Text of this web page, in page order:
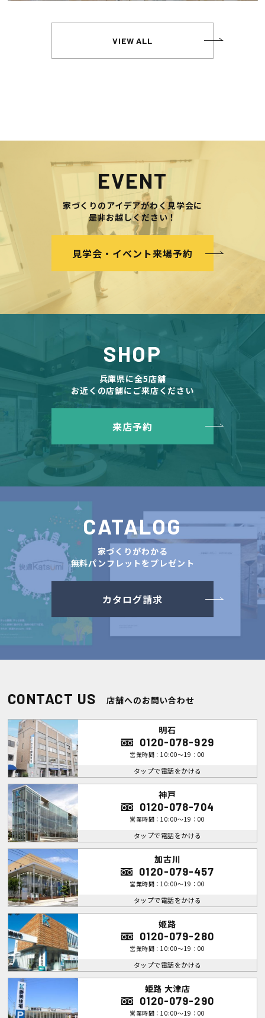
VIEW ALL
EVENT
家づくりのアイデアがわく見学会に
是非お越しください！
見学会・イベント来場予約
SHOP
兵庫県に全5店舗
お近くの店舗にご来店ください
来店予約
CATALOG
家づくりがわかる
無料パンフレットをプレゼント
カタログ請求
CONTACT US 店舗へのお問い合わせ
明石
0120-078-929
営業時間：10:00～19：00
タップで電話をかける
神戸
0120-078-704
営業時間：10:00～19：00
タップで電話をかける
加古川
0120-079-457
営業時間：10:00～19：00
タップで電話をかける
姫路
0120-079-280
営業時間：10:00～19：00
タップで電話をかける
姫路 大津店
0120-079-290
営業時間：10:00～19：00